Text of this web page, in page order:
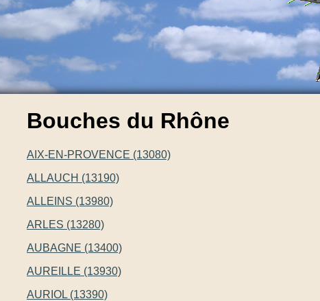
Bouches du Rhône
AIX-EN-PROVENCE (13080)
ALLAUCH (13190)
ALLEINS (13980)
ARLES (13280)
AUBAGNE (13400)
AUREILLE (13930)
AURIOL (13390)